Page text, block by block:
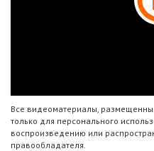
Все видеоматериалы,
только для персонального
воспроизведению или
правообладателя.